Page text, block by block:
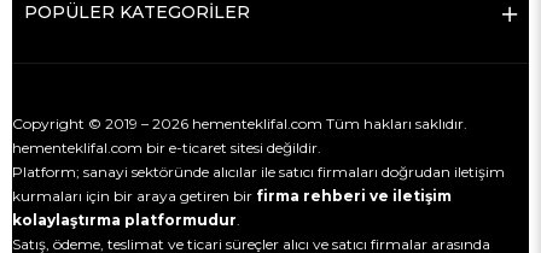
POPÜLER KATEGORİLER
Copyright © 2019 – 2026 hementeklifal.com Tüm hakları saklıdır.
hementeklifal.com bir e-ticaret sitesi değildir.
Platform; sanayi sektöründe alıcılar ile satıcı firmaları doğrudan iletişim
kurmaları için bir araya getiren bir firma rehberi ve iletişim
kolaylaştırma platformudur.
Satış, ödeme, teslimat ve ticari süreçler alıcı ve satıcı firmalar arasında